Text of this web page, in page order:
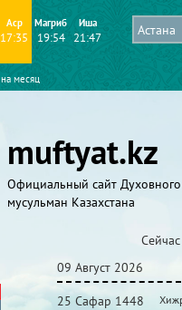
Аср
17:35
Магриб
19:54
Иша
21:47
на месяц
muftyat.kz
Официальный сайт
мусульман Казахстана
Сейчас
09 Август 2026
25 Сафар 1448